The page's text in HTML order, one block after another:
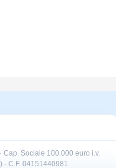
Cap. Sociale 100.000 euro i.v.
- C.F. 04151440981